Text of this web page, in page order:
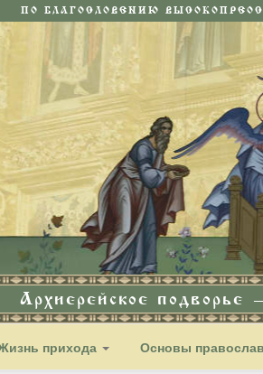
ПО БЛАГОСЛОВЕНИЮ
Архиерейское
прихода Основы